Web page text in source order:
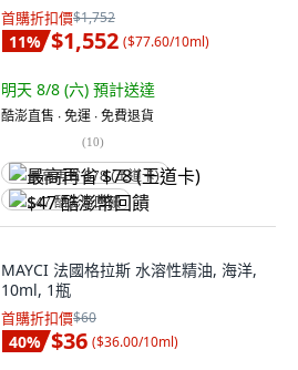
首購折扣價$1,752
11% $1,552 ($77.60/10ml)
明天 8/8 (六) 預計送達
酷澎直售 ∙ 免運 ∙ 免費退貨
(10)
最高再省 $78 (王道卡)
$47 酷澎幣回饋
MAYCI 法國格拉斯 水溶性精油, 海洋,
10ml, 1瓶
首購折扣價$60
40% $36 ($36.00/10ml)